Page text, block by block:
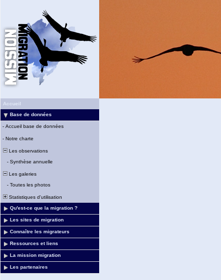
Accueil
Base de données
- Accueil base de données
- Notre charte
Les observations
- Synthèse annuelle
Les galeries
- Toutes les photos
Statistiques d'utilisation
Qu'est-ce que la migration ?
Les sites de migration
Connaître les migrateurs
Ressources et liens
La mission migration
Les partenaires